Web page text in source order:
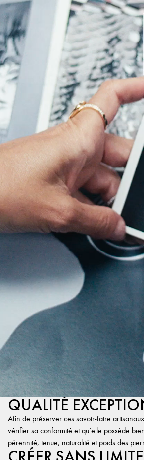
QUALITÉ
Afin de préserver ces savoir-faire
vérifier sa conformité et qu’elle possède
pérennité, tenue, naturalité et poids des